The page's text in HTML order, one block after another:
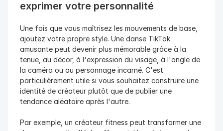
exprimer votre personnalité
Une fois que vous maîtrisez les mouvements de base,
ajoutez votre propre style. Une danse TikTok
amusante peut devenir plus mémorable grâce à la
tenue, au décor, à l'expression du visage, à l'angle de
la caméra ou au personnage incarné. C'est
particulièrement utile si vous souhaitez construire une
identité de créateur plutôt que de publier une
tendance aléatoire après l'autre.
Par exemple, un créateur fitness peut transformer une